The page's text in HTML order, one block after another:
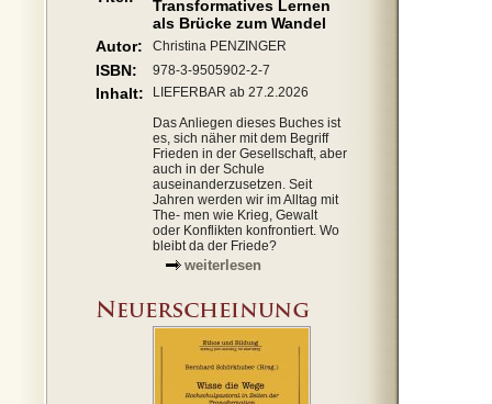
Transformatives Lernen
als Brücke zum Wandel
Autor:
Christina PENZINGER
ISBN: 978-3-9505902-2-7
Inhalt:
LIEFERBAR ab 27.2.2026
Das Anliegen dieses Buches ist
es, sich näher mit dem Begriff
Frieden in der Gesellschaft, aber
auch in der Schule
auseinanderzusetzen. Seit
Jahren werden wir im Alltag mit
The- men wie Krieg, Gewalt
oder Konflikten konfrontiert. Wo
bleibt da der Friede?
weiterlesen